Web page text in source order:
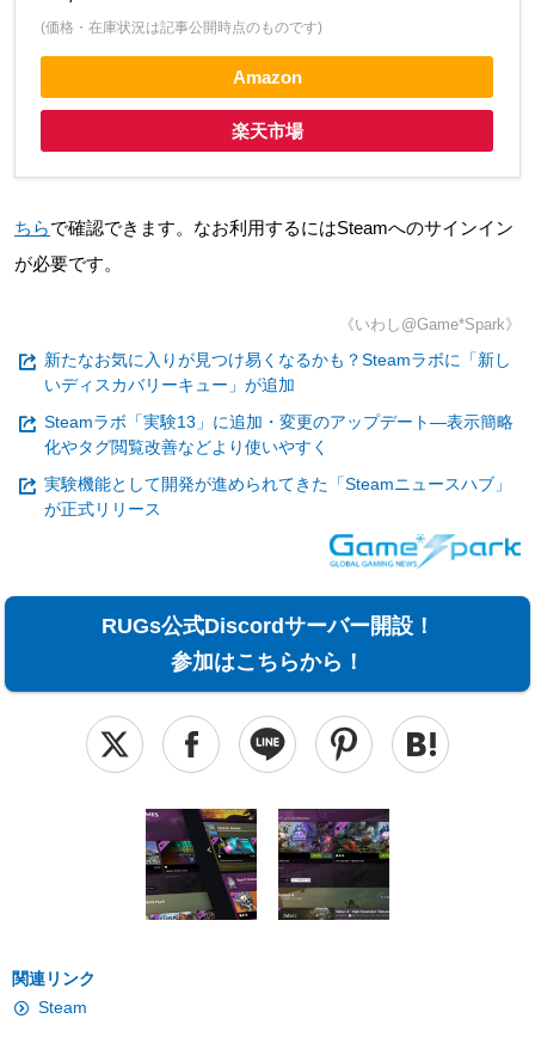
(価格・在庫状況は記事公開時点のものです)
Amazon
楽天市場
ちらで確認できます。なお利用するにはSteamへのサインイン
が必要です。
《いわし@Game*Spark》
新たなお気に入りが見つけ易くなるかも？Steamラボに「新し
いディスカバリーキュー」が追加
Steamラボ「実験13」に追加・変更のアップデート―表示簡略
化やタグ閲覧改善などより使いやすく
実験機能として開発が進められてきた「Steamニュースハブ」
が正式リリース
RUGs公式Discordサーバー開設！
参加はこちらから！
関連リンク
Steam